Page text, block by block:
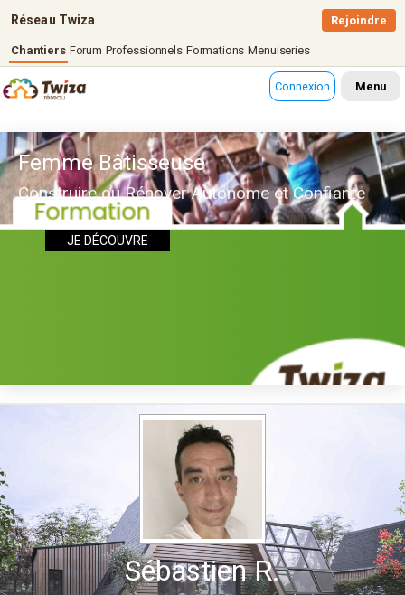
Réseau Twiza
Chantiers Forum Professionnels Formations Menuiseries
Rejoindre
Connexion Menu
Femme Bâtisseuse
Construire ou Rénover Autonome et Confiante
JE DÉCOUVRE
Sébastien R.